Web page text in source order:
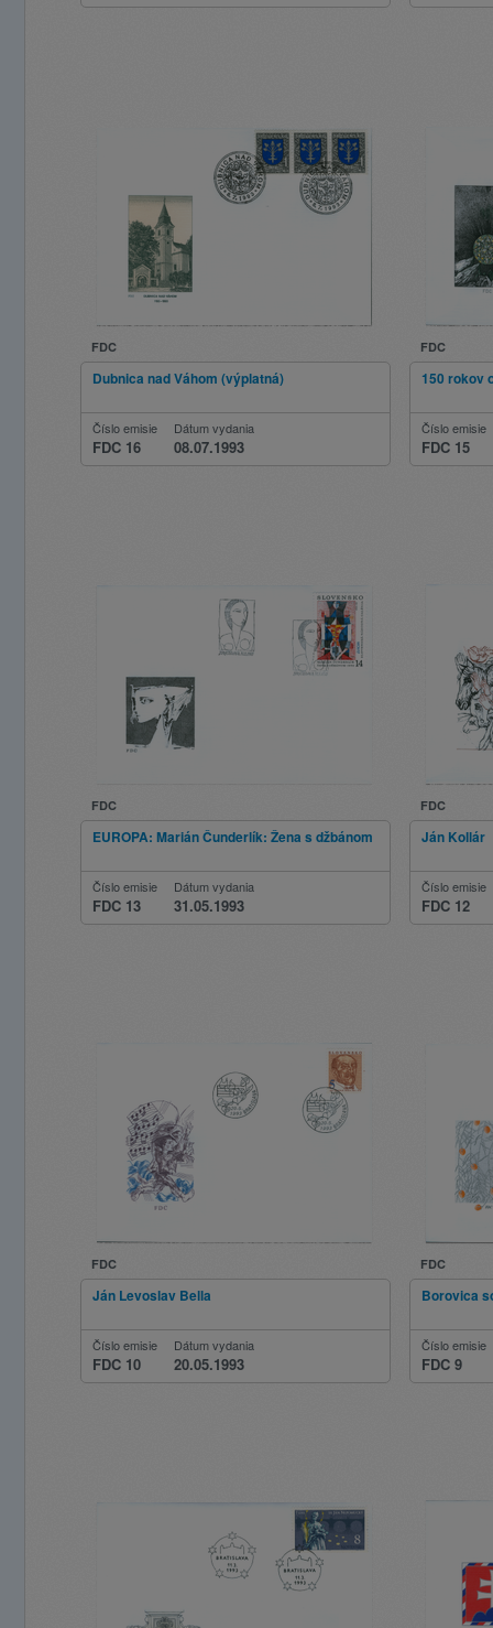
FDC
Dubnica nad Váhom (výplatná)
Číslo emisie
FDC 16
Dátum vydania
08.07.1993
FDC
150 rokov
Číslo emisie
FDC 15
FDC
EUROPA: Marián Čunderlík: Žena s džbánom
Číslo emisie
FDC 13
Dátum vydania
31.05.1993
FDC
Ján Kollár
Číslo emisie
FDC 12
FDC
Ján Levoslav Bella
Číslo emisie
FDC 10
Dátum vydania
20.05.1993
FDC
Borovica
Číslo emisie
FDC 9